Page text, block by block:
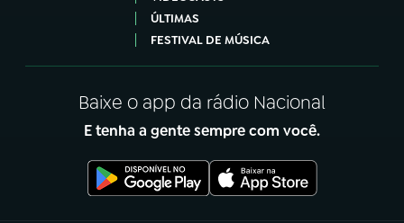
ÚLTIMAS
FESTIVAL DE MÚSICA
Baixe o app da rádio Nacional
E tenha a gente sempre com você.